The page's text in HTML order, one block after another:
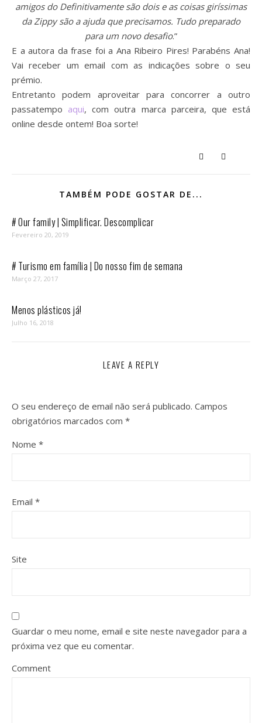
amigos do Definitivamente são dois e as coisas giríssimas
da Zippy são a ajuda que precisamos. Tudo preparado
para um novo desafio.”
E a autora da frase foi a Ana Ribeiro Pires! Parabéns Ana!
Vai receber um email com as indicações sobre o seu
prémio.
Entretanto podem aproveitar para concorrer a outro
passatempo aqui, com outra marca parceira, que está
online desde ontem! Boa sorte!
TAMBÉM PODE GOSTAR DE...
# Our family | Simplificar. Descomplicar
Fevereiro 20, 2019
# Turismo em família | Do nosso fim de semana
Março 27, 2017
Menos plásticos já!
Julho 16, 2018
LEAVE A REPLY
O seu endereço de email não será publicado. Campos
obrigatórios marcados com *
Nome *
Email *
Site
Guardar o meu nome, email e site neste navegador para a
próxima vez que eu comentar.
Comment